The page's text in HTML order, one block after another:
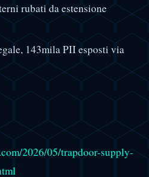
rubati da estensione
143mila PII esposti via
2026/05/trapdoor-supply-